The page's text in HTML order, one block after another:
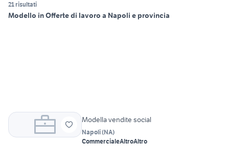
21 risultati
Modello in Offerte di lavoro a Napoli e provincia
Modella vendite social
Napoli(NA)
CommercialeAltroAltro